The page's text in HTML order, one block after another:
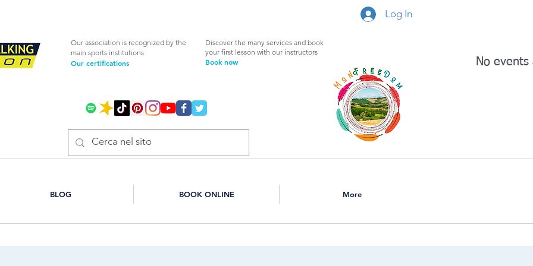
Log In
Our association is recognized by the
main sports institutions
Our certifications
Discover the many services and book
your first lesson with our instructors
Book now No
BLOG BOOK ONLINE More